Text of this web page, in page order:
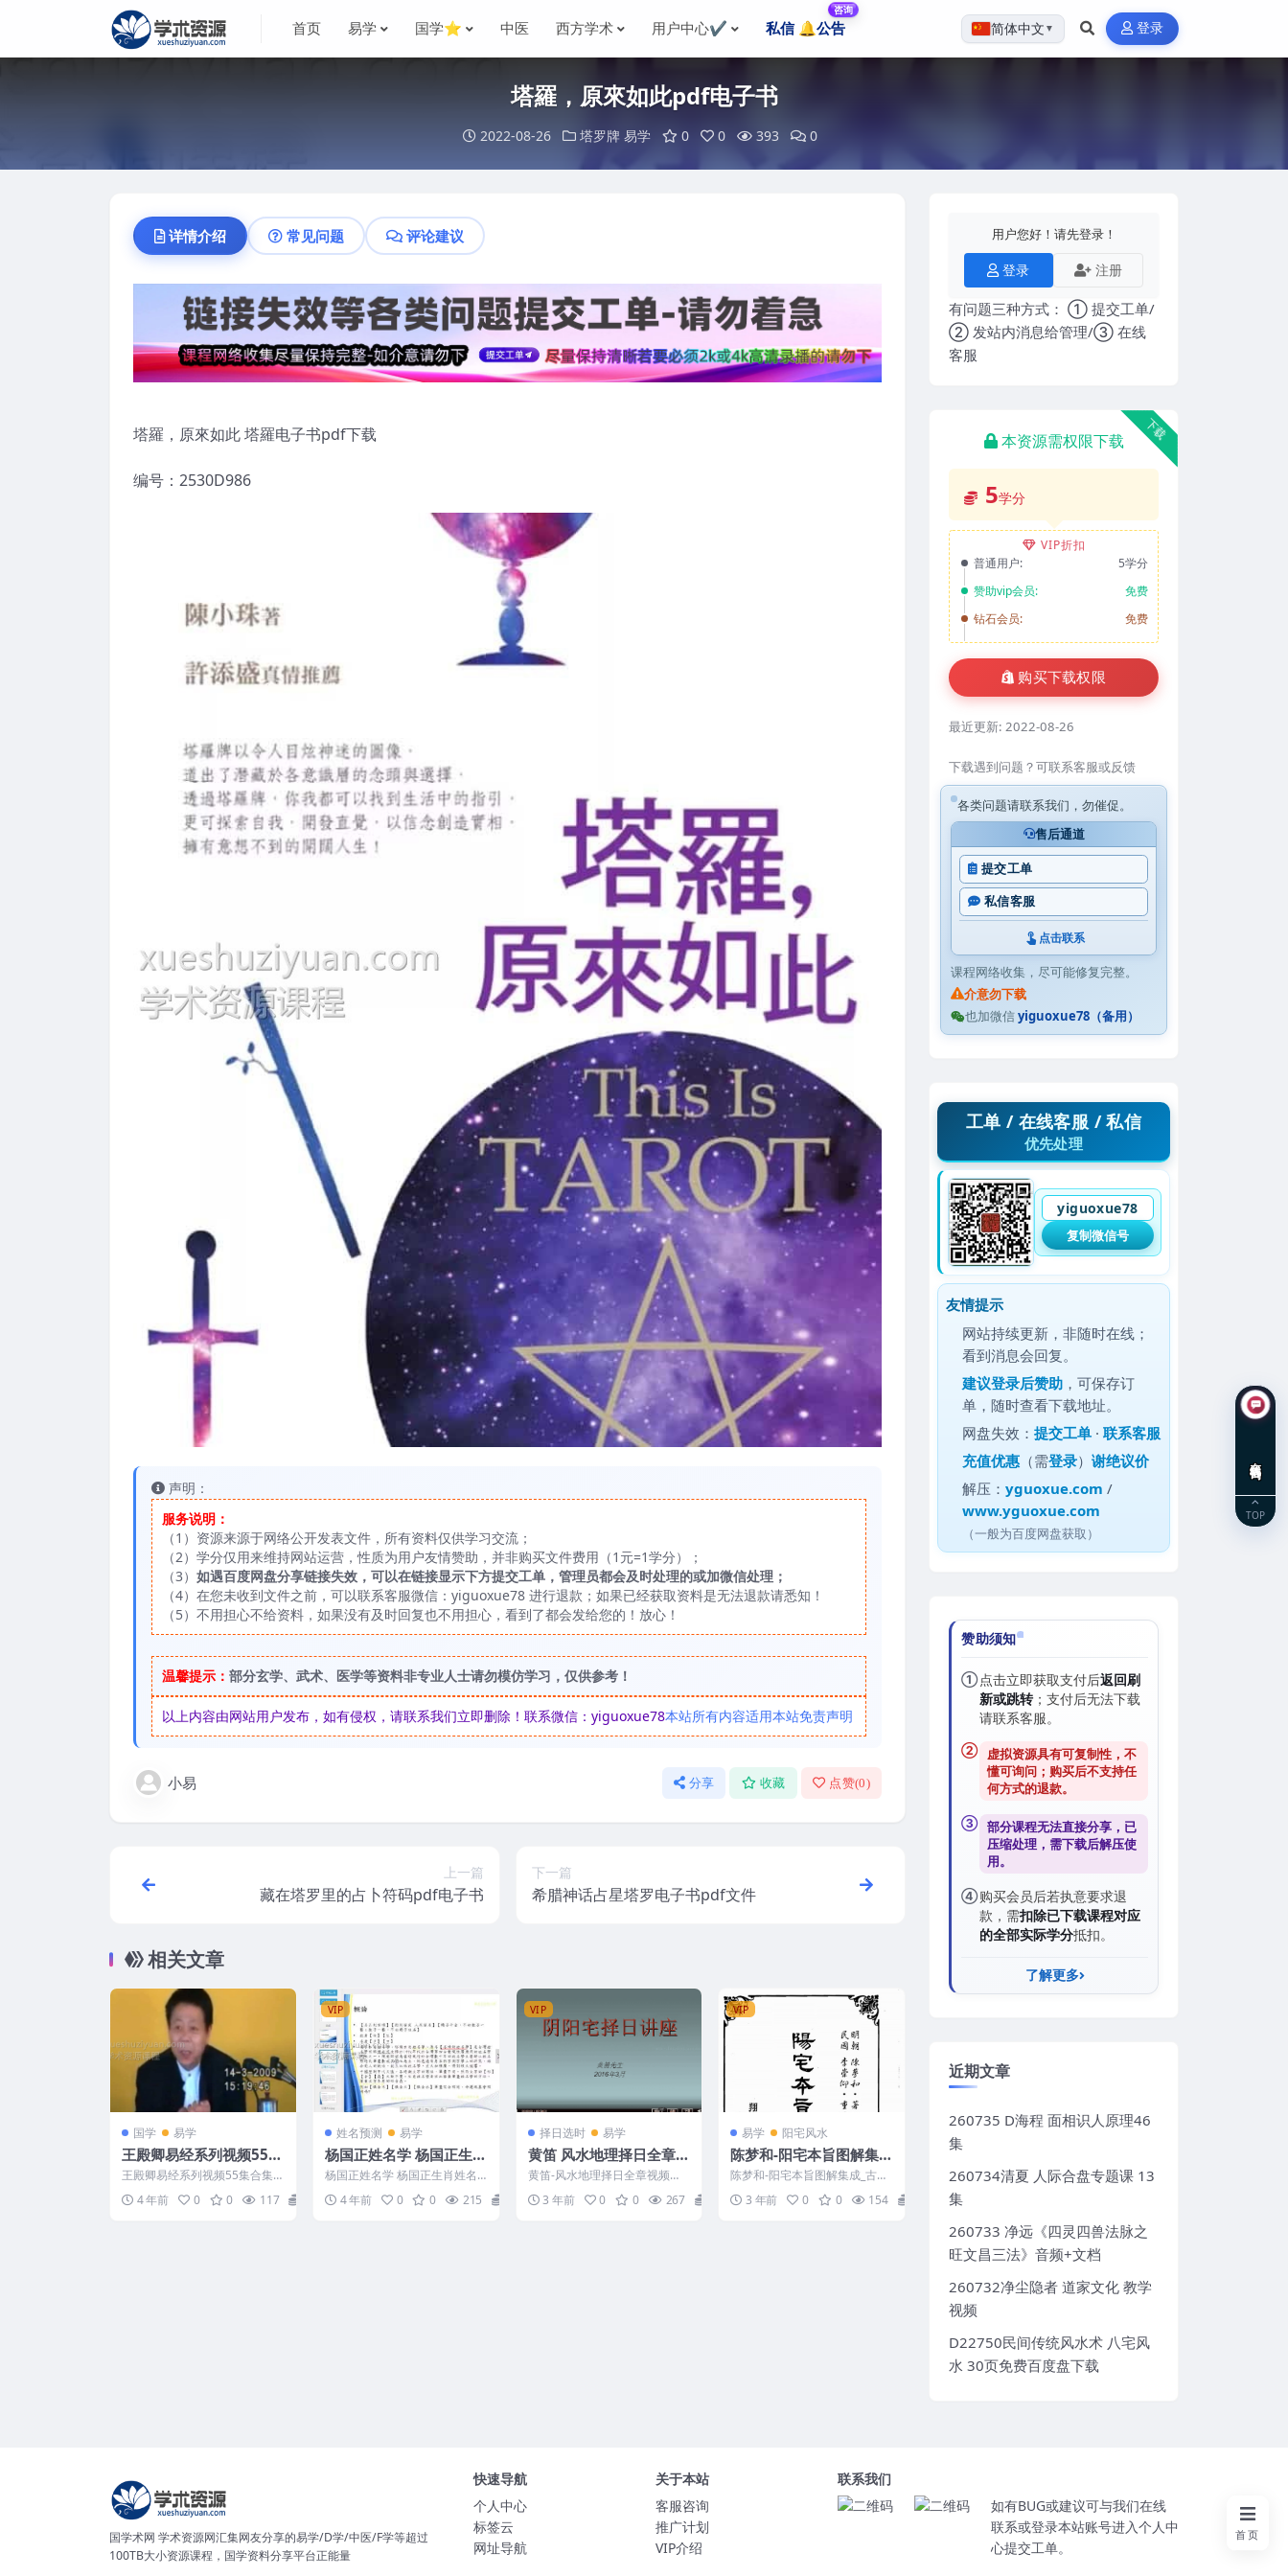
首页 易学 国学⭐ 中医 西方学术 用户中心✔️ 私信 🔔公告
咨询
简体中文 ▼ 登录
塔羅，原來如此pdf电子书
2022-08-26 塔罗牌 易学 0 0 393 0
详情介绍 常见问题 评论建议
塔羅，原來如此 塔羅电子书pdf下载
编号：2530D986
声明：
服务说明：
（1）资源来源于网络公开发表文件，所有资料仅供学习交流；
（2）学分仅用来维持网站运营，性质为用户友情赞助，并非购买文件费用（1元=1学分）；
（3） 如遇百度网盘分享链接失效，可以在链接显示下方提交工单，管理员都会及时处理的或加微信处理；
（4）在您未收到文件之前，可以联系客服微信：yiguoxue78 进行退款；如果已经获取资料是无法退款请悉知！
（5）不用担心不给资料，如果没有及时回复也不用担心，看到了都会发给您的！放心！
温馨提示： 部分玄学、武术、医学等资料非专业人士请勿模仿学习，仅供参考！
以上内容由网站用户发布，如有侵权，请联系我们立即删除！联系微信：yiguoxue78本站所有内容适用本站免责声明
小易 分享 收藏 点赞(0)
上一篇
藏在塔罗里的占卜符码pdf电子书
下一篇
希腊神话占星塔罗电子书pdf文件
相关文章
国学 易学
王殿卿易经系列视频55集
合集下载百度盘
王殿卿易经系列视频55集合集
下载百度盘 王殿卿易经教学 王
殿卿易经课程 2222...
4 年前 0 0 117
VIP
姓名预测 易学
杨国正姓名学 杨国正生肖
姓名学网络班视频16集
+讲义
杨国正姓名学 杨国正生肖姓名
学网络班视频16集+讲义 编号：
222080C331...
4 年前 0 0 215
VIP
择日选时 易学
黄笛 风水地理择日全章视
频21集 +pdf资料
黄笛-风水地理择日全章视频
+资料 Y2302-274-2
3 年前 0 0 267
VIP
易学 阳宅风水
陈梦和-阳宅本旨图解集
成_古本.580页pdf 百度
网盘
陈梦和-阳宅本旨图解集成_古本.
580页pdf 百度 网盘 Y2305-137
... 3 年前 0 0 154
用户您好！请先登录！
登录 注册
有问题三种方式： ① 提交工单/
② 发站内消息给管理/③ 在线
客服
下载
本资源需权限下载
5学分
VIP折扣
普通用户:
5学分
赞助vip会员:
免费
钻石会员:
免费
购买下载权限
最近更新: 2022-08-26
下载遇到问题？可联系客服或反馈
各类问题请联系我们，勿催促。
售后通道
提交工单
私信客服
点击联系
课程网络收集，尽可能修复完整。
介意勿下载
也加微信yiguoxue78（备用）
工单 / 在线客服 / 私信
优先处理
yiguoxue78
复制微信号
友情提示
网站持续更新，非随时在线；
看到消息会回复。
建议登录后赞助 ，可保存订
单，随时查看下载地址。
网盘失效：提交工单 ·联系客服
充值优惠 （需登录）谢绝议价
解压：yguoxue.com /
www.yguoxue.com
（一般为百度网盘获取）
赞助须知
①点击立即获取支付后返回刷
新或跳转；支付后无法下载
请联系客服。
②
虚拟资源具有可复制性，不
懂可询问；购买后不支持任
何方式的退款。
③ 部分课程无法直接分享，已
压缩处理，需下载后解压使
用。
④购买会员后若执意要求退
款，需扣除已下载课程对应
的全部实际学分抵扣。
了解更多
近期文章
260735 D海程 面相识人原理46
集
260734清夏 人际合盘专题课 13
集
260733 净远《四灵四兽法脉之
旺文昌三法》音频+文档
260732净尘隐者 道家文化 教学
视频
D22750民间传统风水术 八宅风
水 30页免费百度盘下载
国学术网 学术资源网汇集网友分享的易学/D学/中医/F学等超过
100TB大小资源课程，国学资料分享平台正能量
快速导航
个人中心
标签云
网址导航
关于本站
客服咨询
推广计划
VIP介绍
联系我们
如有BUG或建议可与我们在线
联系或登录本站账号进入个人中
心提交工单。
首页
TOP